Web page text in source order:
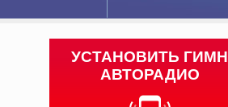
УСТАНОВИТЬ ГИМН
АВТОРАДИО